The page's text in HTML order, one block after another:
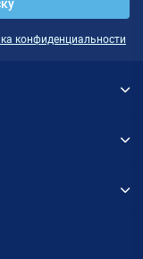
конфиденциальности